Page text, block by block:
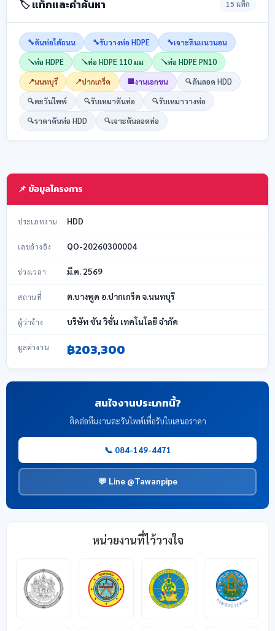
🏷️ แท็กและคำค้นหา 15 แท็ก
🔧ดันท่อใต้ถนน 🔧รับวางท่อ HDPE 🔧เจาะดินแนวนอน
🪛ท่อ HDPE 🪛ท่อ HDPE 110 มม 🪛ท่อ HDPE PN10
📍นนทบุรี 📍ปากเกร็ด 🏢งานเอกชน 🔍ดันลอด HDD
🔍ตะวันไพพ์ 🔍รับเหมาดันท่อ 🔍รับเหมาวางท่อ
🔍ราคาดันท่อ HDD 🔍เจาะดันลอดท่อ
📌 ข้อมูลโครงการ
ประเภทงาน HDD
เลขอ้างอิง QO-20260300004
ช่วงเวลา มี.ค. 2569
สถานที่ ต.บางพูด อ.ปากเกร็ด จ.นนทบุรี
ผู้ว่าจ้าง บริษัท ซัน วิชั่น เทคโนโลยี จำกัด
มูลค่างาน ฿203,300
สนใจงานประเภทนี้?
ติดต่อทีมงานตะวันไพพ์เพื่อรับใบเสนอราคา
📞 084-149-4471
💬 Line @Tawanpipe
หน่วยงานที่ไว้วางใจ